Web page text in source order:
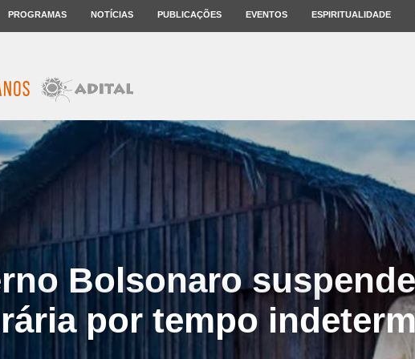
PROGRAMAS NOTÍCIAS PUBLICAÇÕES EVENTOS ESPIRITUALIDADE
Bolsonaro
por tempo